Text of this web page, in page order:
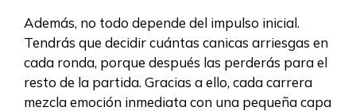
Además, no todo depende del impulso inicial.
Tendrás que decidir cuántas canicas arriesgas en
cada ronda, porque después las perderás para el
resto de la partida. Gracias a ello, cada carrera
mezcla emoción inmediata con una pequeña capa